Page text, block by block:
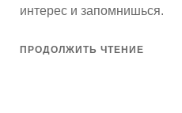
интерес и запомнишься.
ПРОДОЛЖИТЬ ЧТЕНИЕ